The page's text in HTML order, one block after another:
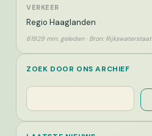
VERKEER
Regio Haaglanden
61929 min. geleden · Bron: Rijkswaterstaat
ZOEK DOOR ONS ARCHIEF
Zoeken